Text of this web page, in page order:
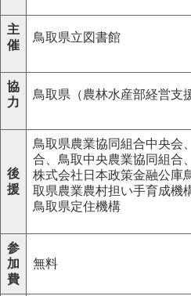
主
催
鳥取県立図書館
協
力
鳥取県（農林水産部経営支
後
援
鳥取県農業協同組合中央会
合、鳥取中央農業協同組合
株式会社日本政策金融公庫
取県農業農村担い手育成機
鳥取県定住機構
参
加
費
無料